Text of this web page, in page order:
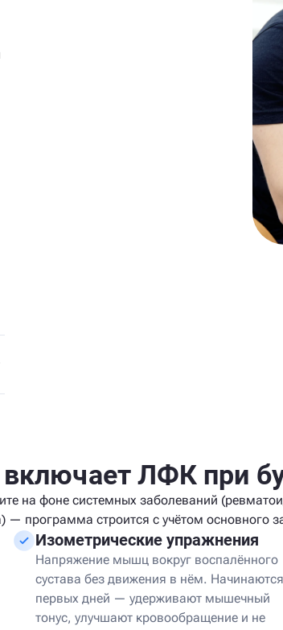
ЛФК при
на фоне системных заболеваний
— программа строится с учётом основного
Изометрические упражнения
Напряжение мышц вокруг воспалённого
сустава без движения в нём.
первых дней — удерживают мышечный
тонус, улучшают кровообращение и не